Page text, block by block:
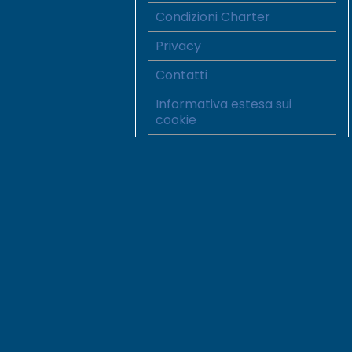
Condizioni Charter
Privacy
Contatti
Informativa estesa sui
cookie